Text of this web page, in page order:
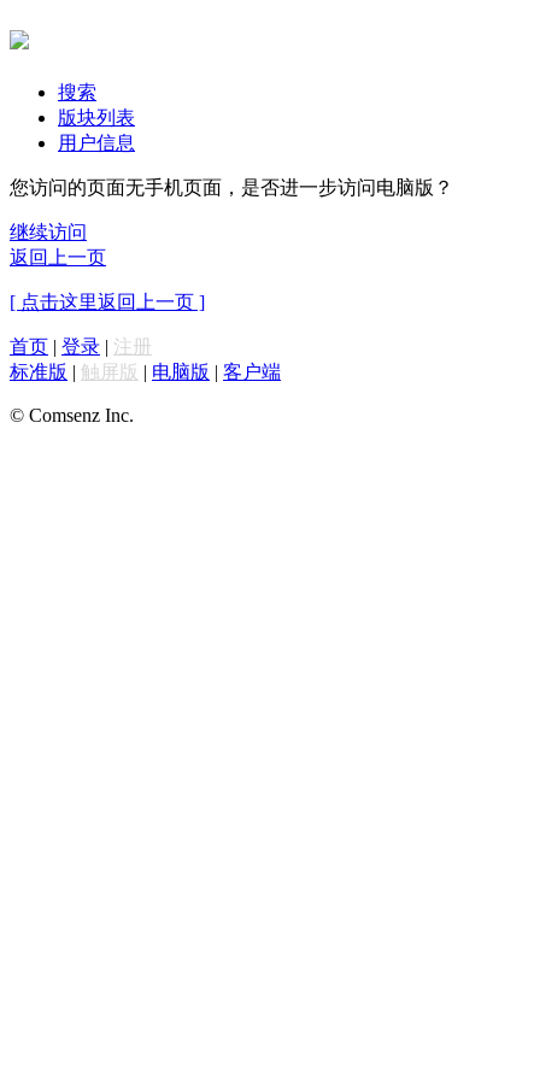
搜索
版块列表
用户信息
您访问的页面无手机页面，是否进一步访问电脑版？
继续访问
返回上一页
[ 点击这里返回上一页 ]
首页 | 登录 | 注册
标准版 | 触屏版 | 电脑版 | 客户端
© Comsenz Inc.